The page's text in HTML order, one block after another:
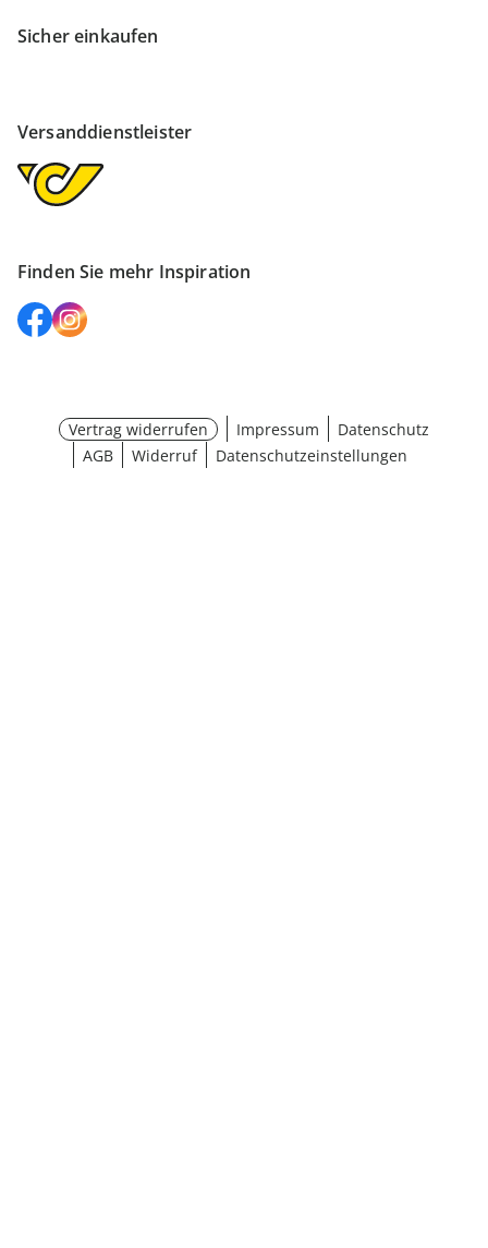
Sicher einkaufen
Versanddienstleister
Finden Sie mehr Inspiration
Vertrag widerrufen Impressum
Datenschutz
AGB
Widerruf Datenschutzeinstellungen